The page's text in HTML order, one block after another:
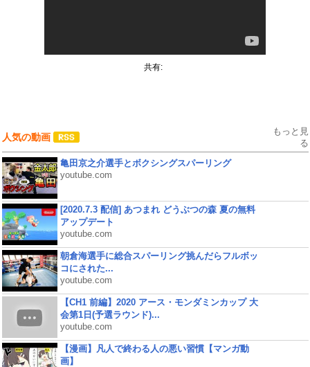
共有:
人気の動画
もっと見
る
亀田京之介選手とボクシングスパーリング
youtube.com
[2020.7.3 配信] あつまれ どうぶつの森 夏の無料
アップデート
youtube.com
朝倉海選手に総合スパーリング挑んだらフルボッ
コにされた...
youtube.com
【CH1 前編】2020 アース・モンダミンカップ 大
会第1日(予選ラウンド)...
youtube.com
【漫画】凡人で終わる人の悪い習慣【マンガ動
画】